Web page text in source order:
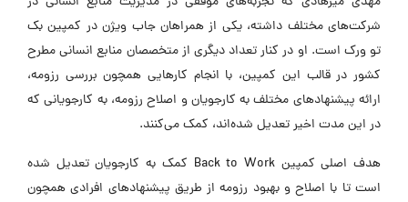
شرکت‌های مختلف داشته، یکی از همراهان جاب ویژن در کمپین بک
تو ورک است. او در کنار تعداد دیگری از متخصصان منابع انسانی مطرح
کشور در قالب این کمپین، با انجام کارهایی همچون بررسی رزومه،
ارائه پیشنهادهای مختلف به کارجویان و اصلاح رزومه، به کارجویانی که
در این مدت اخیر تعدیل شده‌اند، کمک می‌کنند.
هدف اصلی کمپین Back to Work کمک به کارجویان تعدیل شده
است تا با اصلاح و بهبود رزومه از طریق پیشنهادهای افرادی همچون